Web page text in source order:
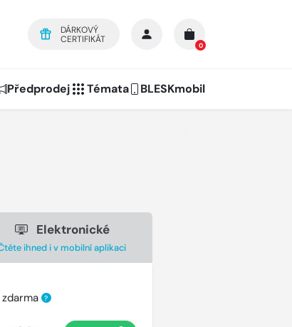
DÁRKOVÝ
CERTIFIKÁT
0
Předprodej Témata BLESKmobil
Elektronické
ihned i v mobilní aplikaci
?